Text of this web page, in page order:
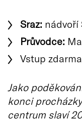
Sraz: nádvoří
Průvodce:
Vstup
Jako
konci
centrum slaví